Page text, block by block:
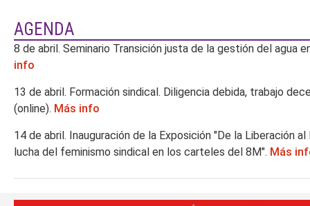
AGENDA
8 de abril. Seminario Transición justa de la gestión del agua
info
13 de abril. Formación sindical. Diligencia debida, trabajo
(online). Más info
14 de abril. Inauguración de la Exposición "De la Liberación
lucha del feminismo sindical en los carteles del 8M". Más